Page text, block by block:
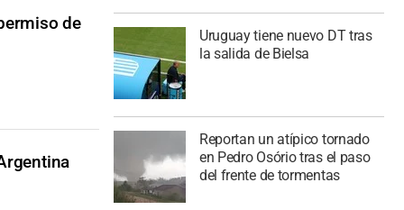
de
Uruguay tiene nuevo DT tras
la salida de Bielsa
Reportan un atípico tornado
en Pedro Osório tras el paso
del frente de tormentas